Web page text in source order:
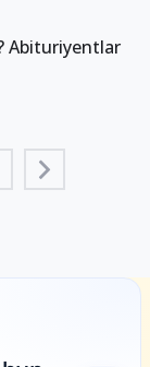
Abituriyentlar